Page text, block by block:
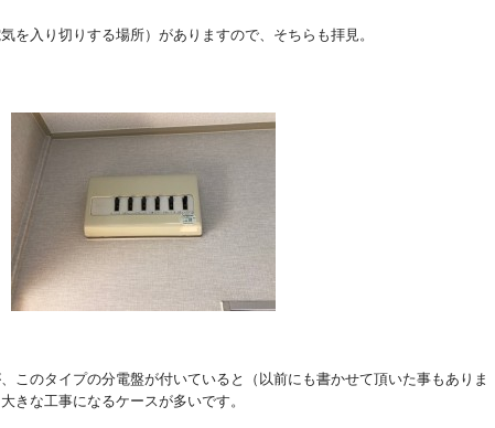
を入り切りする場所）がありますので、そちらも拝見。
このタイプの分電盤が付いていると（以前にも書かせて頂いた事もありま
きな工事になるケースが多いです。